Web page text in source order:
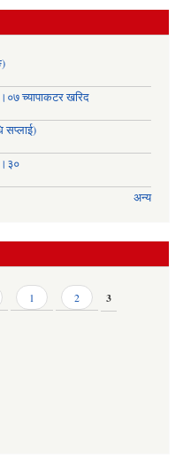
च्यापाकटर खरिद
सप्लाई)
अन्य
1 2 3